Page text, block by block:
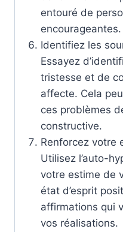
entouré de
encourageantes.
Identifiez les
Essayez
tristesse et de
affecte. Cela
ces problèmes
constructive.
Renforcez votre
Utilisez l’auto-
votre estime de
état d’esprit
affirmations qui
vos réalisations.